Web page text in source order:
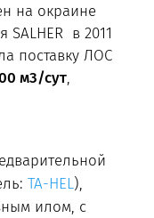
на окраине
в 2011
поставку ЛОС
м3/сут,
TA-HEL),
илом, с